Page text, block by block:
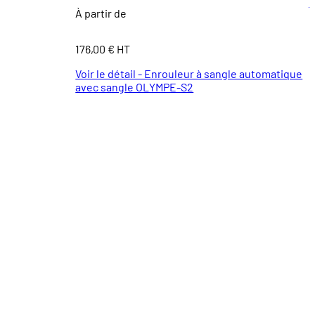
À partir de
176,00 € HT
Voir le détail - Enrouleur à sangle automatique
avec sangle OLYMPE-S2